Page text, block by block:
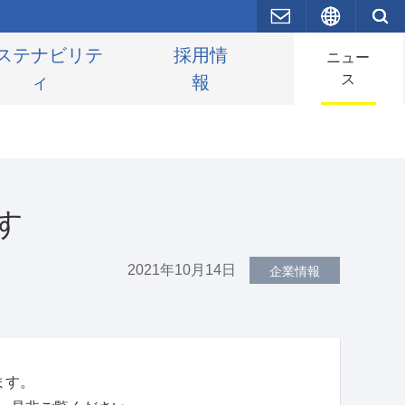
お問い合わせ
English
テナビリテ
ィ
採用情
報
ニュー
ス
2021年10月14日 企業情報
。